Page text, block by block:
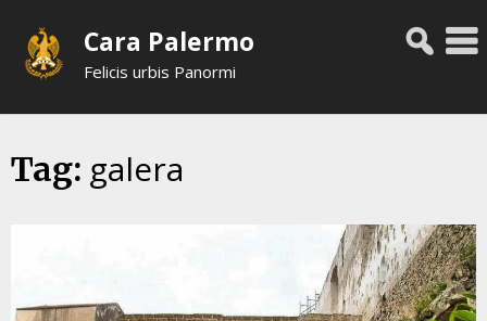
content
Cara Palermo
Felicis urbis Panormi
Tag: galera